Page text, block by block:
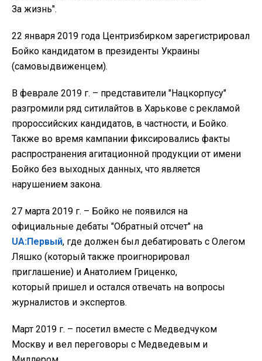
За жизнь".
22 января 2019 года Центризбирком зарегистрировал
Бойко кандидатом в президенты Украины
(самовыдвиженцем).
В феврале 2019 г. – представители "Нацкорпусу"
разгромили ряд ситилайтов в Харькове с рекламой
пророссийских кандидатов, в частности, и Бойко.
Также во время кампании фиксировались факты
распространения агитационной продукции от имени
Бойко без выходных данных, что является
нарушением закона.
27 марта 2019 г. – Бойко не появился на
официальные дебаты "Обратный отсчет" на
UA:Первый, где должен был дебатировать с Олегом
Ляшко (который также проигнорировал
приглашение) и Анатолием Гриценко,
который пришел и остался отвечать на вопросы
журналистов и экспертов.
Март 2019 г. – посетил вместе с Медведчуком
Москву и вел переговоры с Медведевым и